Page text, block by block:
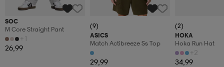
SOC
M Core Straight Pant
+1
26,99
(9)
ASICS
Match Actibreeze Ss Top
29,99
(2)
HOKA
Hoka Run Hat
+2
34,99